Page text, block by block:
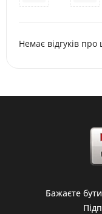
Немає відгуків
Бажаєте